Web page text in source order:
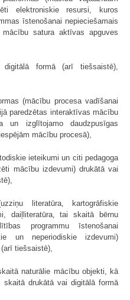
elektroniskie resursi, kuros
īstenošanai nepieciešamais
satura aktīvas apguves
formā (arī tiešsaistē),
(mācību procesa vadīšanai
paredzētas interaktīvas mācību
un izglītojamo daudzpusīgas
mācību procesā),
ieteikumi un citi pedagoga
mācību izdevumi) drukātā vai
literatūra, kartogrāfiskie
daiļliteratūra, tai skaitā bērnu
programmu īstenošanai
un neperiodiskie izdevumi)
tiešsaistē),
naturālie mācību objekti, kā
drukātā vai digitālā formā